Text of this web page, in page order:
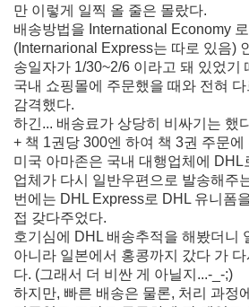
만 이렇게 일찍 올 줄은 몰랐다.
배송방법을 International Economy
(Internarional Express는 따로 있음)
송일자가 1/30~2/6 이라고 돼 있었기
국내 쇼핑몰에 주문했을 때와 전혀
감격했다.
하긴... 배송료가 상당히 비싸기는 했
+ 책 1권당 300엔 하여 책 3권 주문
미국 아마존은 국내 대행업체에 DHL
업체가 다시 일반우편으로 발송해주
번에는 DHL Express로 DHL 유니폼
접 갖다주었다.
호기심에 DHL 배송추적을 해봤더니
아니라 일본에서 홍콩까지 갔다 가
다. (그래서 더 비싼 게 아닐지...-_-;)
하지만, 빠른 배송은 물론, 처리 과정